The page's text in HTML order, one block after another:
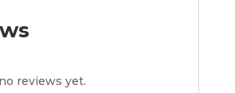
reviews yet.